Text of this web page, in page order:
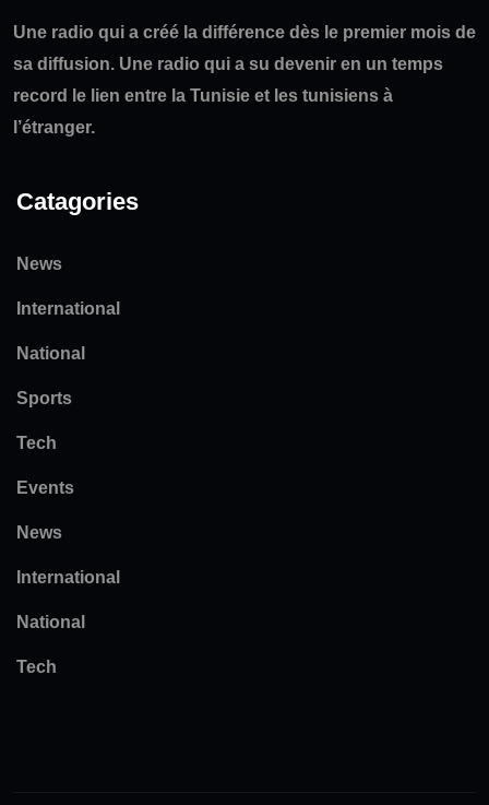
Une radio qui a créé la différence dès le premier mois de
sa diffusion. Une radio qui a su devenir en un temps
record le lien entre la Tunisie et les tunisiens à
l’étranger.
Catagories
News
International
National
Sports
Tech
Events
News
International
National
Tech